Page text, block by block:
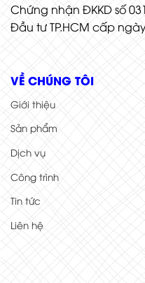
Chứng nhận ĐKKD số
Đầu tư TP.HCM cấp
VỀ CHÚNG TÔI
Giới thiệu
Sản phẩm
Dịch vụ
Công trình
Tin tức
Liên hệ